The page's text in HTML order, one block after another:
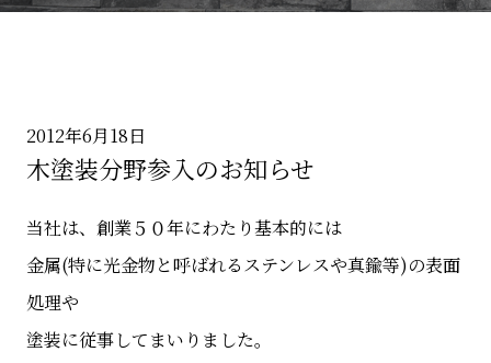
2012年6月18日
木塗装分野参入のお知らせ
当社は、創業５０年にわたり基本的には
金属(特に光金物と呼ばれるステンレスや真鍮等)の表面
処理や
塗装に従事してまいりました。